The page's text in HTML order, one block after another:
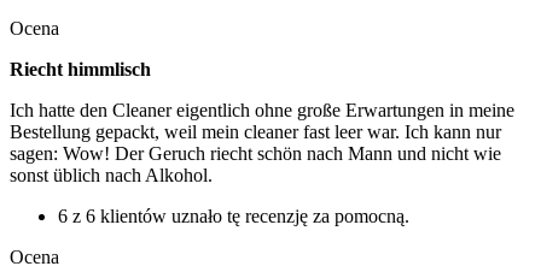
Ocena
Riecht himmlisch
Ich hatte den Cleaner eigentlich ohne große Erwartungen in meine
Bestellung gepackt, weil mein cleaner fast leer war. Ich kann nur
sagen: Wow! Der Geruch riecht schön nach Mann und nicht wie
sonst üblich nach Alkohol.
6 z 6 klientów uznało tę recenzję za pomocną.
Ocena